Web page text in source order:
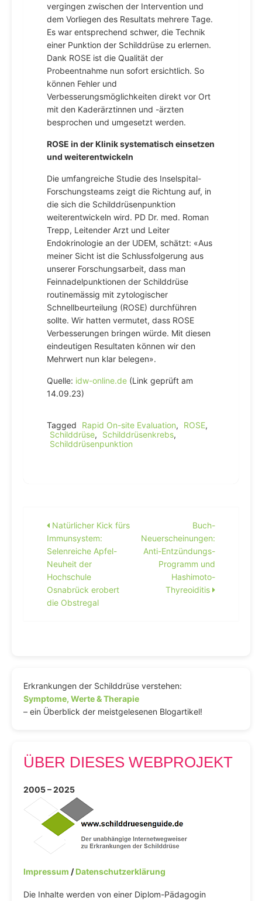
vergingen zwischen der Intervention und
dem Vorliegen des Resultats mehrere Tage.
Es war entsprechend schwer, die Technik
einer Punktion der Schilddrüse zu erlernen.
Dank ROSE ist die Qualität der
Probeentnahme nun sofort ersichtlich. So
können Fehler und
Verbesserungsmöglichkeiten direkt vor Ort
mit den Kaderärztinnen und -ärzten
besprochen und umgesetzt werden.
ROSE in der Klinik systematisch einsetzen
und weiterentwickeln
Die umfangreiche Studie des Inselspital-
Forschungsteams zeigt die Richtung auf, in
die sich die Schilddrüsenpunktion
weiterentwickeln wird. PD Dr. med. Roman
Trepp, Leitender Arzt und Leiter
Endokrinologie an der UDEM, schätzt: «Aus
meiner Sicht ist die Schlussfolgerung aus
unserer Forschungsarbeit, dass man
Feinnadelpunktionen der Schilddrüse
routinemässig mit zytologischer
Schnellbeurteilung (ROSE) durchführen
sollte. Wir hatten vermutet, dass ROSE
Verbesserungen bringen würde. Mit diesen
eindeutigen Resultaten können wir den
Mehrwert nun klar belegen».
Quelle: idw-online.de (Link geprüft am
14.09.23)
Tagged Rapid On-site Evaluation, ROSE,
Schilddrüse, Schilddrüsenkrebs,
Schilddrüsenpunktion
Beitragsnavigation
Natürlicher Kick fürs
Immunsystem:
Selenreiche Apfel-
Neuheit der
Hochschule
Osnabrück erobert
die Obstregal
Buch-
Neuerscheinungen:
Anti-Entzündungs-
Programm und
Hashimoto-
Thyreoiditis
Erkrankungen der Schilddrüse verstehen:
Symptome, Werte & Therapie
– ein Überblick der meistgelesenen Blogartikel!
ÜBER DIESES WEBPROJEKT
2005 – 2025
Impressum /Datenschutzerklärung
Die Inhalte werden von einer Diplom-Pädagogin